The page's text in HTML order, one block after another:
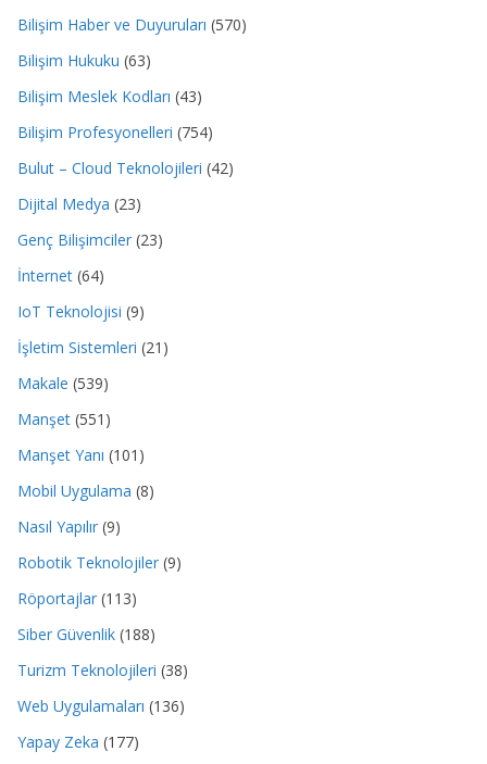
Bilişim Haber ve Duyuruları (570)
Bilişim Hukuku (63)
Bilişim Meslek Kodları (43)
Bilişim Profesyonelleri (754)
Bulut – Cloud Teknolojileri (42)
Dijital Medya (23)
Genç Bilişimciler (23)
İnternet (64)
IoT Teknolojisi (9)
İşletim Sistemleri (21)
Makale (539)
Manşet (551)
Manşet Yanı (101)
Mobil Uygulama (8)
Nasıl Yapılır (9)
Robotik Teknolojiler (9)
Röportajlar (113)
Siber Güvenlik (188)
Turizm Teknolojileri (38)
Web Uygulamaları (136)
Yapay Zeka (177)